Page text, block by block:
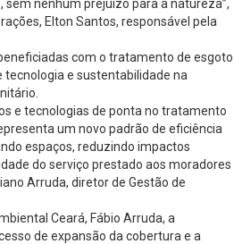
nenhum prejuízo para a natureza”,
Elton Santos, responsável pela
com o tratamento de esgoto
tecnologia e sustentabilidade na
e tecnologias de ponta no tratamento
um novo padrão de eficiência
espaços, reduzindo impactos
do serviço prestado aos moradores
Arruda, diretor de Gestão de
Ceará, Fábio Arruda, a
de expansão da cobertura e a